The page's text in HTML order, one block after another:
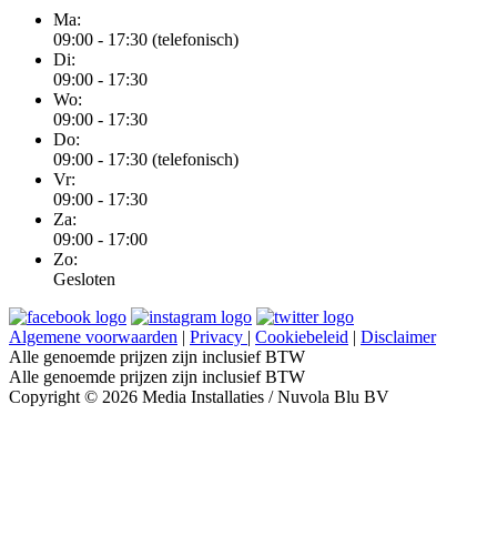
Ma:
09:00 - 17:30 (telefonisch)
Di:
09:00 - 17:30
Wo:
09:00 - 17:30
Do:
09:00 - 17:30 (telefonisch)
Vr:
09:00 - 17:30
Za:
09:00 - 17:00
Zo:
Gesloten
Algemene voorwaarden | Privacy | Cookiebeleid | Disclaimer
Alle genoemde prijzen zijn inclusief BTW
Alle genoemde prijzen zijn inclusief BTW
Copyright © 2026 Media Installaties / Nuvola Blu BV